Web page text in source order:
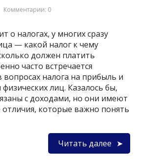
Комментарии: 0
о налогах, у многих сразу
— какой налог к чему
должен платить
часто встречается
налога на прибыль и
лиц. Казалось бы,
с доходами, но они имеют
которые важно понять
Читать далее